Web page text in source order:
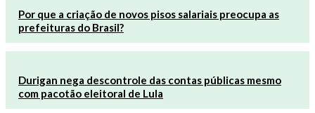
Por que a criação de novos pisos salariais preocupa as
prefeituras do Brasil?
Durigan nega descontrole das contas públicas mesmo
com pacotão eleitoral de Lula